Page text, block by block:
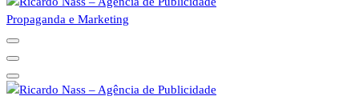
cidade de Sertãozinho, Ribeirão Preto e todo o Brasil